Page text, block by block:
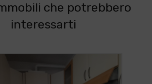
che potrebbero
interessarti